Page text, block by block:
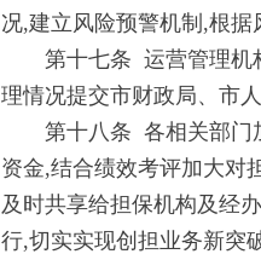
况,建立风险预警机制,根据
第十七条 运营管理机构
理情况提交市财政局、市
第十八条 各相关部门加
资金,结合绩效考评加大对
及时共享给担保机构及经
行,切实实现创担业务新突